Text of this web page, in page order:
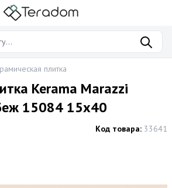
плитка
Kerama Marazzi
15084 15x40
Код товара: 33641